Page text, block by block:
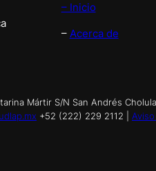
– Inicio
– Acerca de
Mártir S/N San Andrés
+52 (222) 229 2112 |